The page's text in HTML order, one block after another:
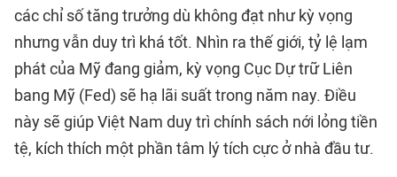
các chỉ số tăng trưởng dù không đạt như kỳ vọng
nhưng vẫn duy trì khá tốt. Nhìn ra thế giới, tỷ lệ lạm
phát của Mỹ đang giảm, kỳ vọng Cục Dự trữ Liên
bang Mỹ (Fed) sẽ hạ lãi suất trong năm nay. Điều
này sẽ giúp Việt Nam duy trì chính sách nới lỏng tiền
tệ, kích thích một phần tâm lý tích cực ở nhà đầu tư.